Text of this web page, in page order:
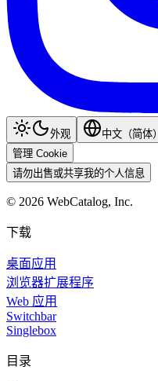
外观
中文（简体）
管理 Cookie
请勿出售或共享我的个人信息
© 2026 WebCatalog, Inc.
下载
桌面应用
浏览器扩展程序
Web 应用
Switchbar
Singlebox
目录